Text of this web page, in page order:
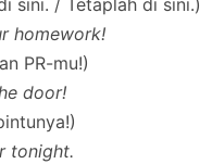
sini. / Tetaplah di sini.)
homework!
PR-mu!)
door!
tonight.